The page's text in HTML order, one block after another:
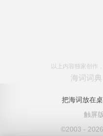
以上内容独家创作
海词词
把海词放在
触屏版
©2003 -